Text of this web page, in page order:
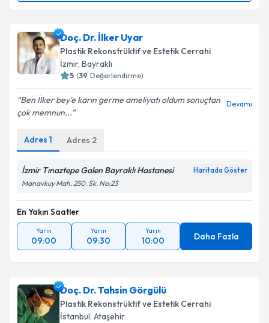
takvim hazırlandığında e-posta ile bilgilendireceğiz.
E-posta Adresiniz
kapsamda işlenmesini kabul ediyorum.
Takvim Talebini Gönder
Doç. Dr. İlker Uyar
Plastik Rekonstrüktif ve Estetik Cerrahi
İzmir, Bayraklı
5 (39 Değerlendirme)
Ben İlker bey'e karın germe ameliyatı oldum sonuçtan
çok memnun...
Devamı
Adres 1 Adres 2
İzmir Tınaztepe Galen Bayraklı Hastanesi Haritada Göster
Manavkuy Mah. 250. Sk. No:23
En Yakın Saatler
Yarın
09:00
Yarın
09:30
Yarın
10:00 Daha Fazla
Doç. Dr. Tahsin Görgülü
Plastik Rekonstrüktif ve Estetik Cerrahi
İstanbul, Ataşehir